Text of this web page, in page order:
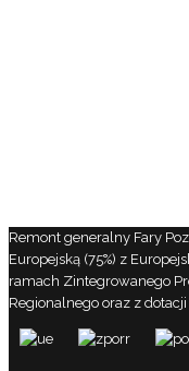
Remont generalny Fary
Europejską (75%) z
ramach Zintegrowanego
Regionalnego oraz z dotacji